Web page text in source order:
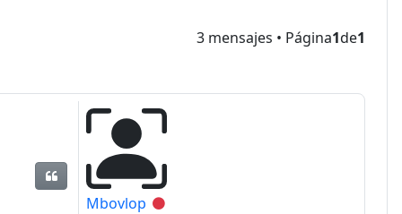
3 mensajes • Página1de1
Mbovlop Desconectado